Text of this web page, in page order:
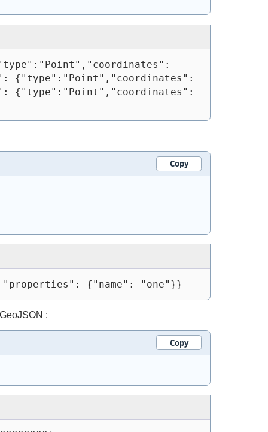
{"type":"Point","coordinates":
{"type":"Point","coordinates":
Copy
{"name": "one"}}
:
Copy